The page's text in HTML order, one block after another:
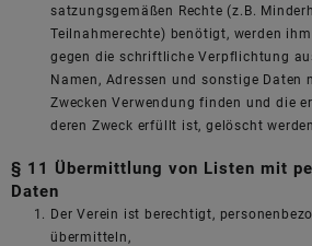
satzungsgemäßen Rechte (z.B.
Teilnahmerechte) benötigt, werden
gegen die schriftliche Verpflichtung
Namen, Adressen und sonstige Daten
Zwecken Verwendung finden und die
deren Zweck erfüllt ist, gelöscht
§ 11 Übermittlung von Listen mit
Daten
Der Verein ist berechtigt,
übermitteln,